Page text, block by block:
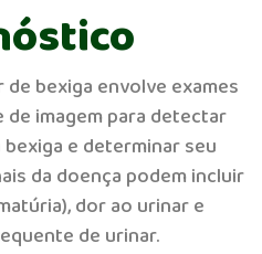
bexiga envolve exames
imagem para detectar
e determinar seu
da doença podem incluir
dor ao urinar e
de urinar.